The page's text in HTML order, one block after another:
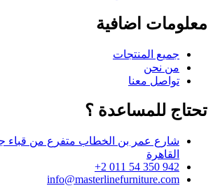
معلومات اضافية
جميع المنتجات
من نحن
تواصل معنا
تحتاج للمساعدة ؟
شارع عمر بن الخطاب متفرع من
القاهرة
942 350 54 011 2+
info@masterlinefurniture.com